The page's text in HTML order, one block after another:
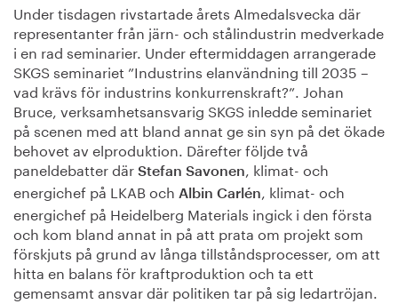
Under tisdagen rivstartade årets Almedalsvecka där
representanter från järn- och stålindustrin medverkade
i en rad seminarier. Under eftermiddagen arrangerade
SKGS seminariet ”Industrins elanvändning till 2035 –
vad krävs för industrins konkurrenskraft?”. Johan
Bruce, verksamhetsansvarig SKGS inledde seminariet
på scenen med att bland annat ge sin syn på det ökade
behovet av elproduktion. Därefter följde två
paneldebatter där Stefan Savonen, klimat- och
energichef på LKAB och Albin Carlén, klimat- och
energichef på Heidelberg Materials ingick i den första
och kom bland annat in på att prata om projekt som
förskjuts på grund av långa tillståndsprocesser, om att
hitta en balans för kraftproduktion och ta ett
gemensamt ansvar där politiken tar på sig ledartröjan.